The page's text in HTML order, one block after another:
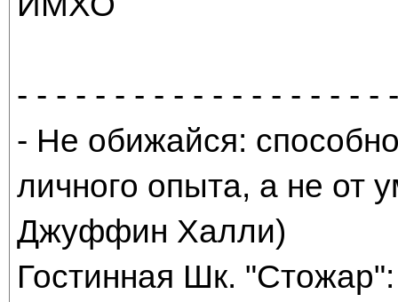
- - - - - - - - - - - - - - - - - - -
- Не обижайся:
личного опыта, а не от
Джуффин Халли)
Гостинная Шк.